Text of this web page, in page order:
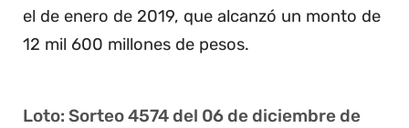
el de enero de 2019, que alcanzó un monto de
12 mil 600 millones de pesos.
Loto: Sorteo 4574 del 06 de diciembre de